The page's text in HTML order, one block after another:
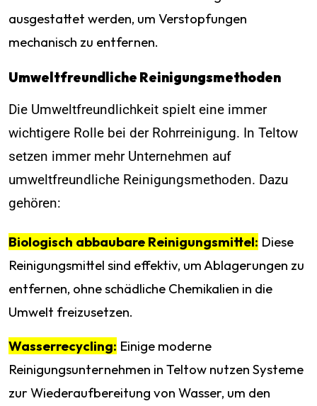
ausgestattet werden, um Verstopfungen
mechanisch zu entfernen.
Umweltfreundliche Reinigungsmethoden
Die Umweltfreundlichkeit spielt eine immer
wichtigere Rolle bei der Rohrreinigung. In Teltow
setzen immer mehr Unternehmen auf
umweltfreundliche Reinigungsmethoden. Dazu
gehören:
Biologisch abbaubare Reinigungsmittel: Diese
Reinigungsmittel sind effektiv, um Ablagerungen zu
entfernen, ohne schädliche Chemikalien in die
Umwelt freizusetzen.
Wasserrecycling: Einige moderne
Reinigungsunternehmen in Teltow nutzen Systeme
zur Wiederaufbereitung von Wasser, um den